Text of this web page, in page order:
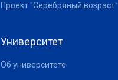
Проект "Серебряный возраст"
Университет
Об университете